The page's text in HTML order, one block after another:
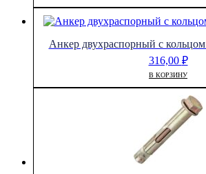
Анкер двухраспорный с
316,00 ₽
В КОРЗИНУ